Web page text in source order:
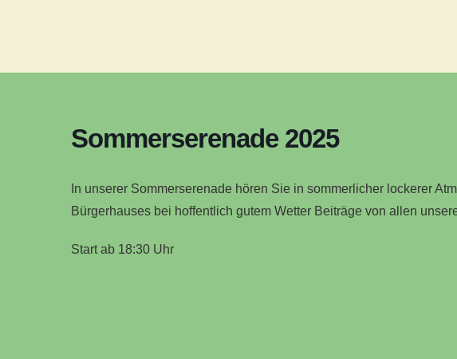
Sommerserenade 2025
In unserer Sommerserenade hören Sie in sommerlicher lockerer
Bürgerhauses bei hoffentlich gutem Wetter Beiträge von allen
Start ab 18:30 Uhr